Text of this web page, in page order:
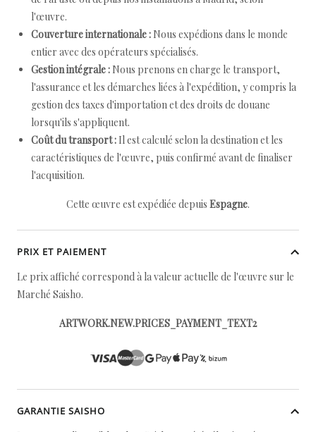
l'œuvre.
Couverture internationale : Nous expédions dans le monde
entier avec des opérateurs spécialisés.
Gestion intégrale : Nous prenons en charge le transport,
l'assurance et les démarches liées à l'expédition, y compris la
gestion des taxes d'importation et des droits de douane
lorsqu'ils s'appliquent.
Coût du transport : Il est calculé selon la destination et les
caractéristiques de l'œuvre, puis confirmé avant de finaliser
l'acquisition.
Cette œuvre est expédiée depuis Espagne.
PRIX ET PAIEMENT
Le prix affiché correspond à la valeur actuelle de l'œuvre sur le
Marché Saisho.
ARTWORK.NEW.PRICES_PAYMENT_TEXT2
GARANTIE SAISHO